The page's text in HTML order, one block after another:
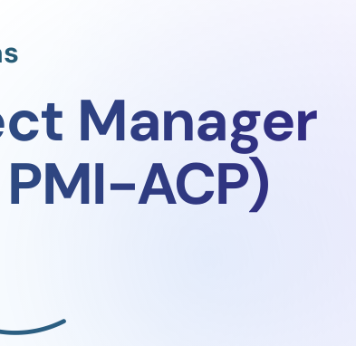
Manager
ACP)